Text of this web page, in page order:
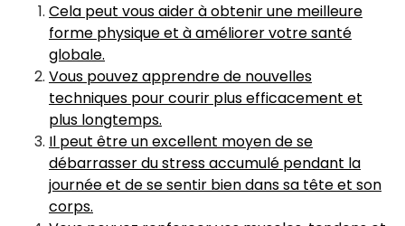
Cela peut vous aider à obtenir une meilleure
forme physique et à améliorer votre santé
globale.
Vous pouvez apprendre de nouvelles
techniques pour courir plus efficacement et
plus longtemps.
Il peut être un excellent moyen de se
débarrasser du stress accumulé pendant la
journée et de se sentir bien dans sa tête et son
corps.